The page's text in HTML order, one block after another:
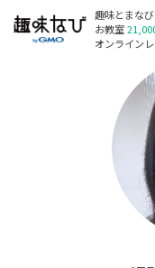
趣味とまな
お教室
オンライン